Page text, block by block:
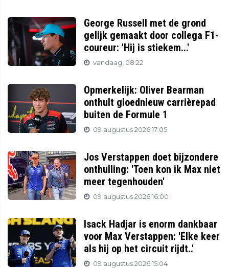
George Russell met de grond
gelijk gemaakt door collega F1-
coureur: 'Hij is stiekem...'
vandaag, 08:22
Opmerkelijk: Oliver Bearman
onthult gloednieuw carrièrepad
buiten de Formule 1
09 augustus 2026 17:05
Jos Verstappen doet bijzondere
onthulling: 'Toen kon ik Max niet
meer tegenhouden'
09 augustus 2026 16:00
Isack Hadjar is enorm dankbaar
voor Max Verstappen: 'Elke keer
als hij op het circuit rijdt..'
09 augustus 2026 15:04